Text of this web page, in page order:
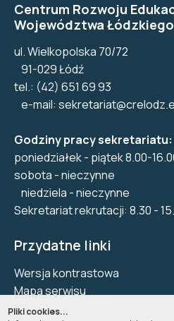
Centrum Rozwoju
Województwa
ul. Wielkopolska 70/72
91-029 Łódź
tel.: (42) 651 69 93
e-mail:
Godziny pracy sekretariatu:
poniedziałek - piątek 8.00-
sobota - nieczynne
niedziela - nieczynne
Sekretariat rekrutacji: 8.30 -
Przydatne linki
Wersja kontrastowa
Mapa serwisu
Biuletyn Informacji Publicznej
Pliki cookies...